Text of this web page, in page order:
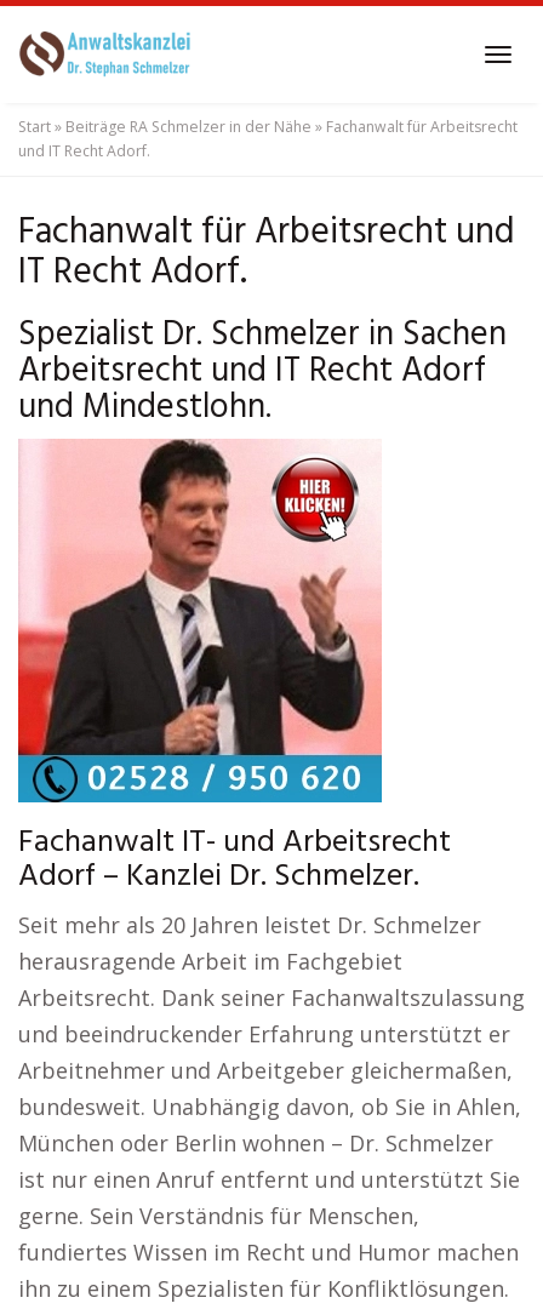
to
content
Start» Beiträge RA Schmelzer in der Nähe » Fachanwalt für Arbeitsrecht
und IT Recht Adorf.
Fachanwalt für Arbeitsrecht und
IT Recht Adorf.
Spezialist Dr. Schmelzer in Sachen
Arbeitsrecht und IT Recht Adorf
und Mindestlohn.
Fachanwalt IT- und Arbeitsrecht
Adorf – Kanzlei Dr. Schmelzer.
Seit mehr als 20 Jahren leistet Dr. Schmelzer
herausragende Arbeit im Fachgebiet
Arbeitsrecht. Dank seiner Fachanwaltszulassung
und beeindruckender Erfahrung unterstützt er
Arbeitnehmer und Arbeitgeber gleichermaßen,
bundesweit. Unabhängig davon, ob Sie in Ahlen,
München oder Berlin wohnen – Dr. Schmelzer
ist nur einen Anruf entfernt und unterstützt Sie
gerne. Sein Verständnis für Menschen,
fundiertes Wissen im Recht und Humor machen
ihn zu einem Spezialisten für Konfliktlösungen.